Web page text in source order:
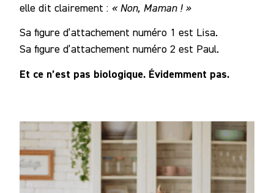
elle dit clairement : « Non, Maman ! »
Sa figure d’attachement numéro 1 est Lisa.
Sa figure d’attachement numéro 2 est Paul.
Et ce n’est pas biologique. Évidemment pas.